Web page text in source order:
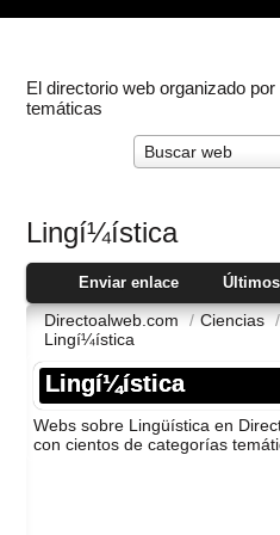
El directorio web organizado
temáticas
Buscar web
Lingí¼í­stica
Enviar enlace
Directoalweb.com / Ciencias /
Lingí¼í­stica
Lingí¼í­stica
Webs sobre Lingüí­stica en
con cientos de categorí­as